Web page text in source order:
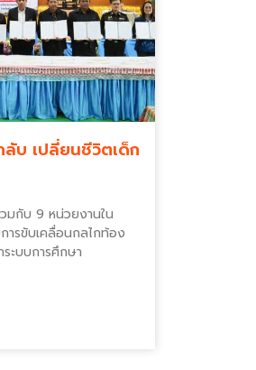
บ เปลี่ยนชีวิตเด็ก
มกับ 9 หน่วยงานใน
รขับเคลื่อนกลไกท้อง
ะบบการศึกษา